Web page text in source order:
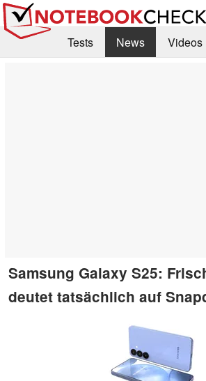
Tests News
Videos
Samsung Galaxy S25:
deutet tatsächlich auf